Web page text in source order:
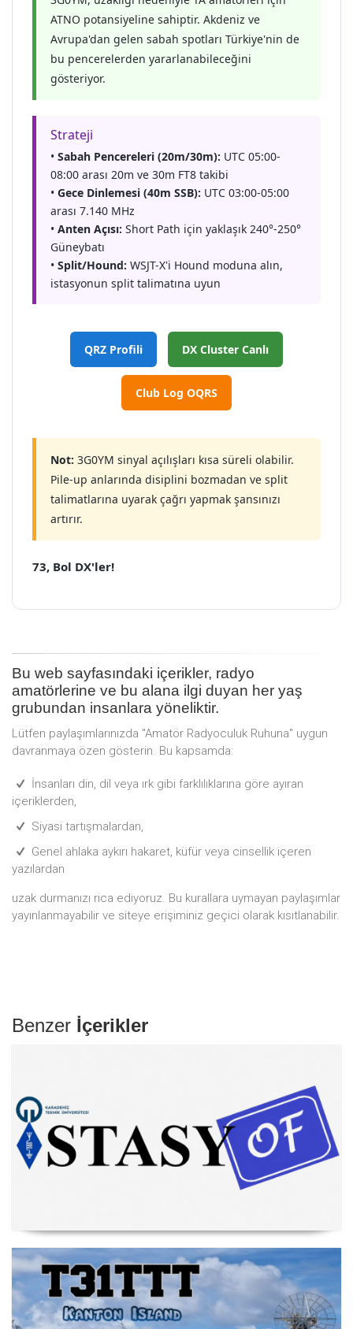
ATNO potansiyeline sahiptir. Akdeniz ve
Avrupa'dan gelen sabah spotları Türkiye'nin de
bu pencerelerden yararlanabileceğini
gösteriyor.
Strateji
• Sabah Pencereleri (20m/30m): UTC 05:00-
08:00 arası 20m ve 30m FT8 takibi
• Gece Dinlemesi (40m SSB): UTC 03:00-05:00
arası 7.140 MHz
• Anten Açısı: Short Path için yaklaşık 240°-250°
Güneybatı
• Split/Hound: WSJT-X'i Hound moduna alın,
istasyonun split talimatına uyun
QRZ Profili DX Cluster Canlı
Club Log OQRS
Not: 3G0YM sinyal açılışları kısa süreli olabilir.
Pile-up anlarında disiplini bozmadan ve split
talimatlarına uyarak çağrı yapmak şansınızı
artırır.
73, Bol DX'ler!
Bu web sayfasındaki içerikler, radyo
amatörlerine ve bu alana ilgi duyan her yaş
grubundan insanlara yöneliktir.
Lütfen paylaşımlarınızda "Amatör Radyoculuk Ruhuna" uygun
davranmaya özen gösterin. Bu kapsamda:
İnsanları din, dil veya ırk gibi farklılıklarına göre ayıran
içeriklerden,
Siyasi tartışmalardan,
Genel ahlaka aykırı hakaret, küfür veya cinsellik içeren
yazılardan
uzak durmanızı rica ediyoruz. Bu kurallara uymayan paylaşımlar
yayınlanmayabilir ve siteye erişiminiz geçici olarak kısıtlanabilir.
Benzer İçerikler